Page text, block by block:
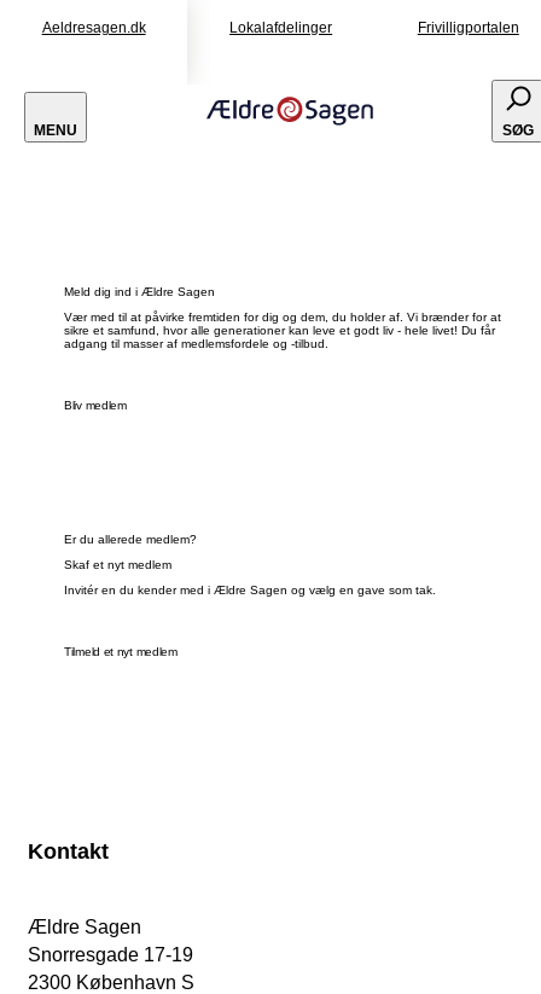
Aeldresagen.dk Lokalafdelinger Frivilligportalen
MENU SØG
Meld dig ind i Ældre Sagen
Vær med til at påvirke fremtiden for dig og dem, du holder af. Vi brænder for at
sikre et samfund, hvor alle generationer kan leve et godt liv - hele livet! Du får
adgang til masser af medlemsfordele og -tilbud.
Bliv medlem
Er du allerede medlem?
Skaf et nyt medlem
Invitér en du kender med i Ældre Sagen og vælg en gave som tak.
Tilmeld et nyt medlem
Kontakt
Ældre Sagen
Snorresgade 17-19
2300 København S